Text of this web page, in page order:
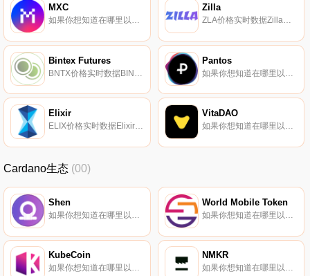
MXC
如果你想知道在哪里以当前价格购买MXC,目前交易{MXC]股票的顶级加密货币交易所是OKX、CoinW、Bitget、Hotcoin Global和DigiFinex。您可以在我们的加密货币交易所页面上找到其他列表.
Zilla
ZLA价格实时数据Zilla（ZLA）是一种加密货币,在以太坊平台上运行。Zilla目前的供应量为60000000。最近已知的Zilla价格为0.00131952美元,在过去24小时内上涨了0.00。更多信息请访问https://zla.io/.
Bintex Futures Pantos
Elixir
ELIX价格实时数据Elixir（ELIX）是一种加密货币,在以太坊平台上运行。Elixir目前的供应量为35494463.5787577。最近已知的Elixir价格为0.00064161美元,在过去24小时内上涨了0.00。更多信息请访问http://elixirtoken.io/.
VitaDAO
如果你想知道在哪里以当前价格购买VitaDAO,目前交易{VitaDAO]股票的顶级加密货币交易所是CoinW、LBank、MEXC、Uniswap（V3）和Balancer（V2）。您可以在我们的加密货币交易所页面上找到其他列表.
Cardano生态 (00)
Shen World Mobile Token
KubeCoin
如果你想知道在哪里以当前价格购买KubeCoin,目前交易{KubeCoin]股票的顶级加密货币交易所是Bitrue、BitMart、Gate.io、HuoKUBE和MEXC。您可以在我们的加密货币交易所页面上找到其他列表。什么是二进制？KubeCoin是数字支付的主流货币.
NMKR
如果你想知道在哪里以当前价格购买NMKR,目前交易{NMKR]股票的顶级加密货币交易所是Bitrue和LCX Exchange。您可以在我们的加密货币交易所页面上找到其他列表.